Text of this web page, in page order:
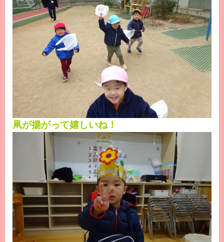
凧が揚がって嬉しいね！